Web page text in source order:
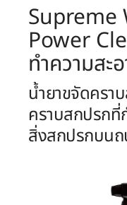
Supreme
Power
ทำความสะ
น้ำยาขจัดครา
คราบสกปรกที่
สิ่งสกปรกบนถ